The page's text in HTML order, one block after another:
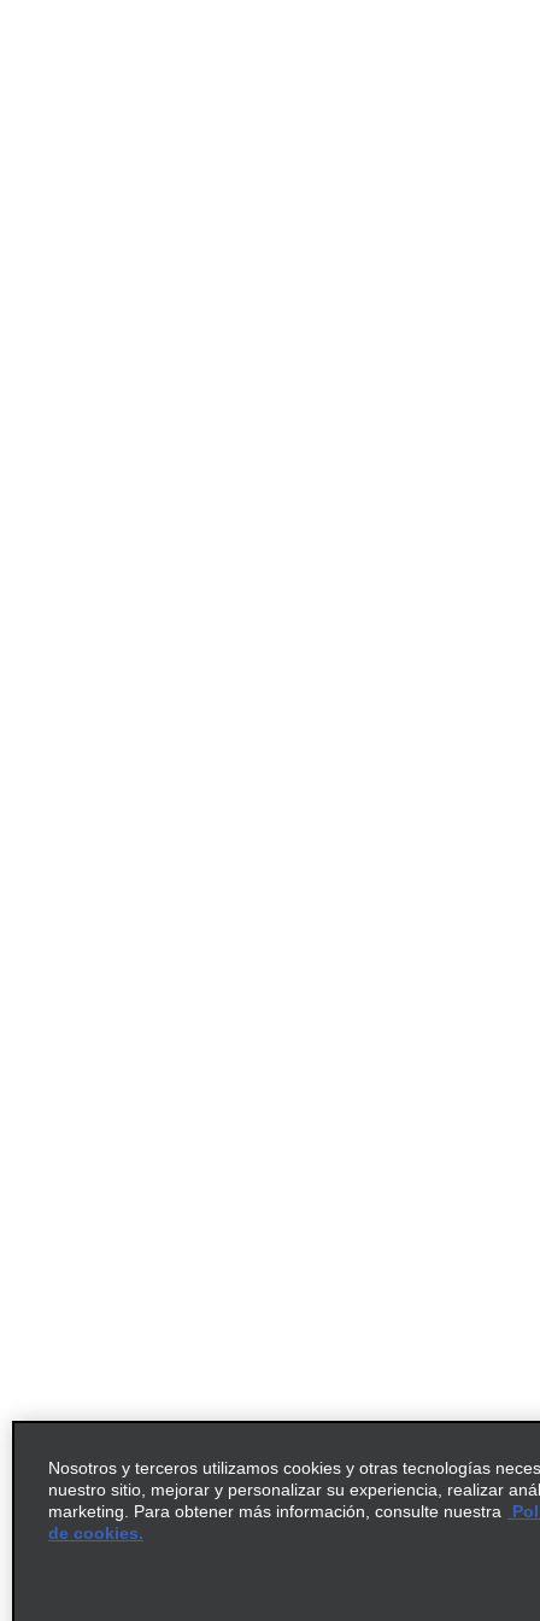
Nosotros y terceros utilizamos cookies y otras tecnologías
nuestro sitio, mejorar y personalizar su experiencia, realizar
marketing. Para obtener más información, consulte nuestra
de cookies.